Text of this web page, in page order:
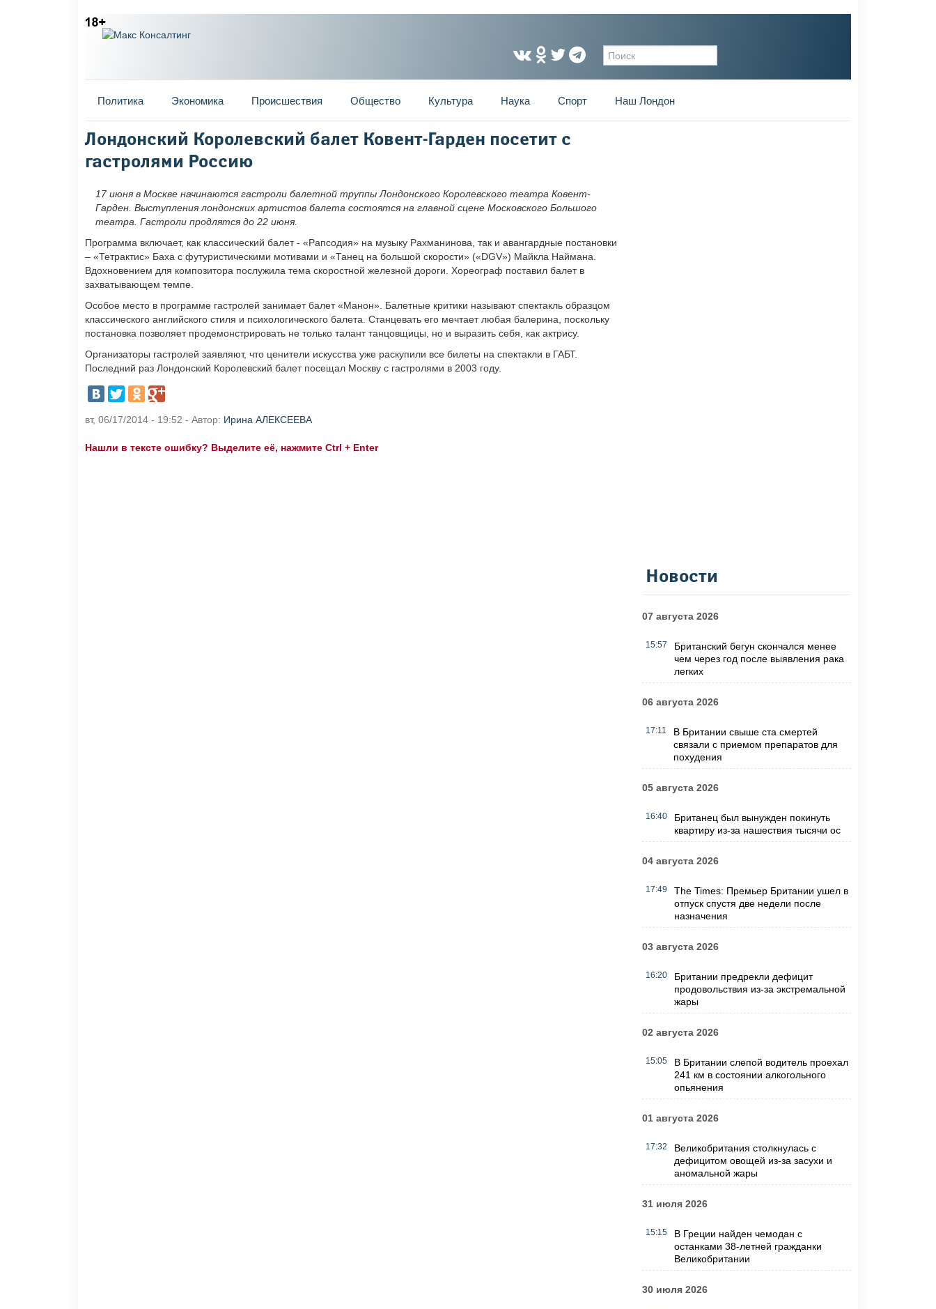
Форма поиска
Главное меню
Политика Экономика Происшествия Общество Культура Наука Спорт Наш Лондон
Вы здесь
Лондонский Королевский балет Ковент-Гарден посетит с
гастролями Россию
17 июня в Москве начинаются гастроли балетной труппы Лондонского Королевского театра Ковент-
Гарден. Выступления лондонских артистов балета состоятся на главной сцене Московского Большого
театра. Гастроли продлятся до 22 июня.
Программа включает, как классический балет - «Рапсодия» на музыку Рахманинова, так и авангардные постановки
– «Тетрактис» Баха с футуристическими мотивами и «Танец на большой скорости» («DGV») Майкла Наймана.
Вдохновением для композитора послужила тема скоростной железной дороги. Хореограф поставил балет в
захватывающем темпе.
Особое место в программе гастролей занимает балет «Манон». Балетные критики называют спектакль образцом
классического английского стиля и психологического балета. Станцевать его мечтает любая балерина, поскольку
постановка позволяет продемонстрировать не только талант танцовщицы, но и выразить себя, как актрису.
Организаторы гастролей заявляют, что ценители искусства уже раскупили все билеты на спектакли в ГАБТ.
Последний раз Лондонский Королевский балет посещал Москву с гастролями в 2003 году.
вт, 06/17/2014 - 19:52 - Автор: Ирина АЛЕКСЕЕВА
Нашли в тексте ошибку? Выделите её, нажмите Ctrl + Enter
Новости
07 августа 2026
15:57
Британский бегун скончался менее
чем через год после выявления рака
легких
06 августа 2026
17:11
В Британии свыше ста смертей
связали с приемом препаратов для
похудения
05 августа 2026
16:40
Британец был вынужден покинуть
квартиру из-за нашествия тысячи ос
04 августа 2026
17:49
The Times: Премьер Британии ушел в
отпуск спустя две недели после
назначения
03 августа 2026
16:20
Британии предрекли дефицит
продовольствия из-за экстремальной
жары
02 августа 2026
15:05
В Британии слепой водитель проехал
241 км в состоянии алкогольного
опьянения
01 августа 2026
17:32
Великобритания столкнулась с
дефицитом овощей из-за засухи и
аномальной жары
31 июля 2026
15:15
В Греции найден чемодан с
останками 38-летней гражданки
Великобритании
30 июля 2026